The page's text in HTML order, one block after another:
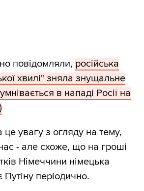
повідомляли, російська
хвилі" зняла знущальне
в нападі Росії на
увагу з огляду на тему,
- але схоже, що на гроші
Німеччини німецька
Путіну періодично.